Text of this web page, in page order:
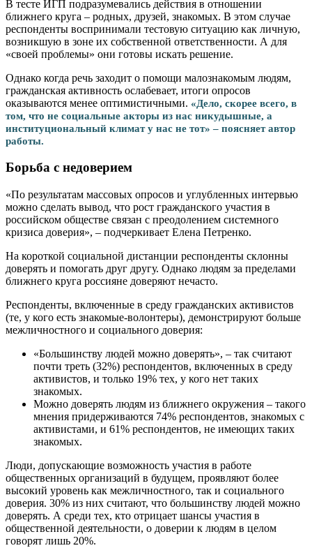
В тесте ИГП подразумевались действия в отношении
ближнего круга – родных, друзей, знакомых. В этом случае
респонденты воспринимали тестовую ситуацию как личную,
возникшую в зоне их собственной ответственности. А для
«своей проблемы» они готовы искать решение.
Однако когда речь заходит о помощи малознакомым людям,
гражданская активность ослабевает, итоги опросов
оказываются менее оптимистичными. «Дело, скорее всего, в
том, что не социальные акторы из нас никудышные, а
институциональный климат у нас не тот» – поясняет автор
работы.
Борьба с недоверием
«По результатам массовых опросов и углубленных интервью
можно сделать вывод, что рост гражданского участия в
российском обществе связан с преодолением системного
кризиса доверия», – подчеркивает Елена Петренко.
На короткой социальной дистанции респонденты склонны
доверять и помогать друг другу. Однако людям за пределами
ближнего круга россияне доверяют нечасто.
Респонденты, включенные в среду гражданских активистов
(те, у кого есть знакомые-волонтеры), демонстрируют больше
межличностного и социального доверия:
«Большинству людей можно доверять», – так считают
почти треть (32%) респондентов, включенных в среду
активистов, и только 19% тех, у кого нет таких
знакомых.
Можно доверять людям из ближнего окружения – такого
мнения придерживаются 74% респондентов, знакомых с
активистами, и 61% респондентов, не имеющих таких
знакомых.
Люди, допускающие возможность участия в работе
общественных организаций в будущем, проявляют более
высокий уровень как межличностного, так и социального
доверия. 30% из них считают, что большинству людей можно
доверять. А среди тех, кто отрицает шансы участия в
общественной деятельности, о доверии к людям в целом
говорят лишь 20%.